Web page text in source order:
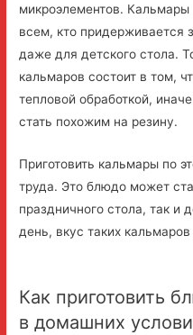
микроэлементов.
всем, кто придерживается
даже для детского стола.
кальмаров состоит в том,
тепловой обработкой,
стать похожим на резину.
Приготовить кальмары по
труда. Это блюдо может
праздничного стола, так
день, вкус таких
Как приготовить
в домашних